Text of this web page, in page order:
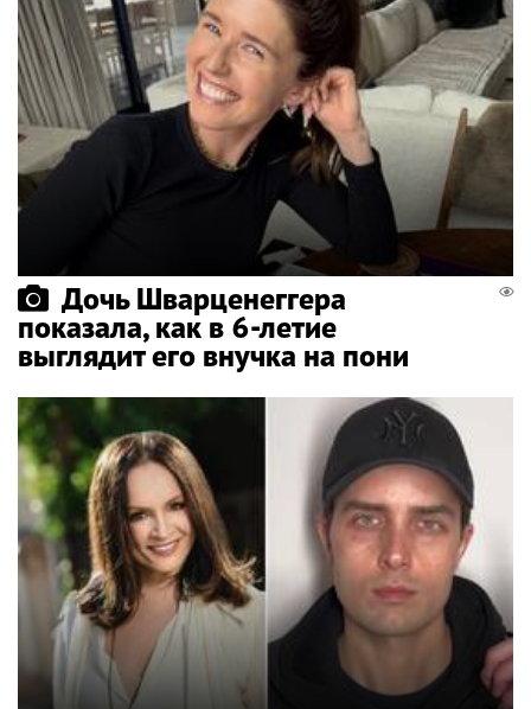
Дочь Шварценеггера
показала, как в 6-летие
выглядит его внучка на пони